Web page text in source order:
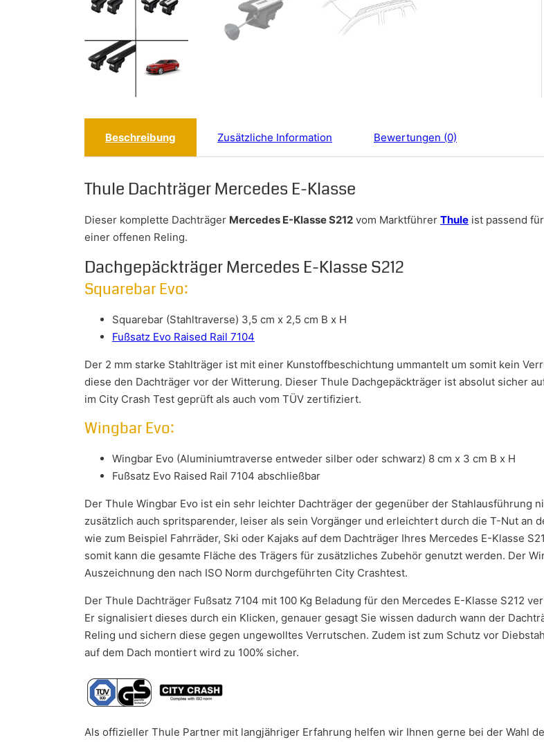
Beschreibung Zusätzliche Information Bewertungen (0)
Thule Dachträger Mercedes E-Klasse
Dieser komplette Dachträger Mercedes E-Klasse S212 vom Marktführer Thule ist passend
einer offenen Reling.
Dachgepäckträger Mercedes E-Klasse S212
Squarebar Evo:
Squarebar (Stahltraverse) 3,5 cm x 2,5 cm B x H
Fußsatz Evo Raised Rail 7104
Der 2 mm starke Stahlträger ist mit einer Kunstoffbeschichtung ummantelt um somit kein
diese den Dachträger vor der Witterung. Dieser Thule Dachgepäckträger ist absolut sicher
im City Crash Test geprüft als auch vom TÜV zertifiziert.
Wingbar Evo:
Wingbar Evo (Aluminiumtraverse entweder silber oder schwarz) 8 cm x 3 cm B x H
Fußsatz Evo Raised Rail 7104 abschließbar
Der Thule Wingbar Evo ist ein sehr leichter Dachträger der gegenüber der Stahlausführung
zusätzlich auch spritsparender, leiser als sein Vorgänger und erleichtert durch die T-Nut an
wie zum Beispiel Fahrräder, Ski oder Kajaks auf dem Dachträger Ihres Mercedes E-Klasse
somit kann die gesamte Fläche des Trägers für zusätzliches Zubehör genutzt werden. Der
Auszeichnung den nach ISO Norm durchgeführten City Crashtest.
Der Thule Dachträger Fußsatz 7104 mit 100 Kg Beladung für den Mercedes E-Klasse S212
Er signalisiert dieses durch ein Klicken, genauer gesagt Sie wissen dadurch wann der
Reling und sichern diese gegen ungewolltes Verrutschen. Zudem ist zum Schutz vor
auf dem Dach montiert wird zu 100% sicher.
Als offizieller Thule Partner mit langjähriger Erfahrung helfen wir Ihnen gerne bei der Wahl